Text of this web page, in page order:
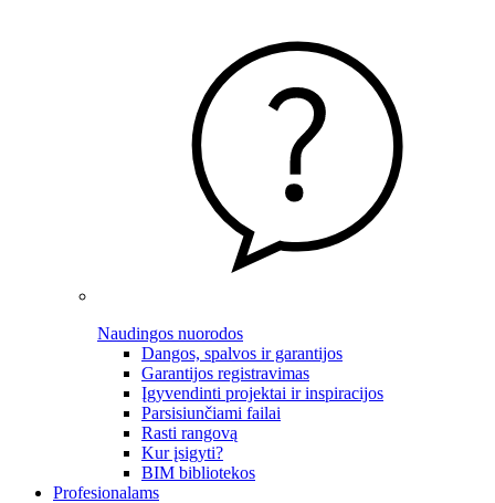
Naudingos nuorodos
Dangos, spalvos ir garantijos
Garantijos registravimas
Įgyvendinti projektai ir inspiracijos
Parsisiunčiami failai
Rasti rangovą
Kur įsigyti?
BIM bibliotekos
Profesionalams